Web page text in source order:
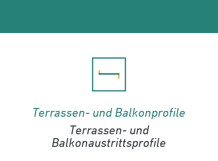
Terrassen- und Balkonprofile
Terrassen- und
Balkonaustrittsprofile